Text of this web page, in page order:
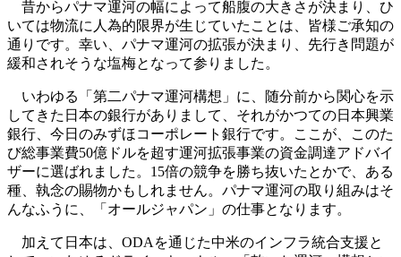
昔からパナマ運河の幅によって船腹の大きさが決まり、ひ
いては物流に人為的限界が生じていたことは、皆様ご承知の
通りです。幸い、パナマ運河の拡張が決まり、先行き問題が
緩和されそうな塩梅となって参りました。
いわゆる「第二パナマ運河構想」に、随分前から関心を示
してきた日本の銀行がありまして、それがかつての日本興業
銀行、今日のみずほコーポレート銀行です。ここが、このた
び総事業費50億ドルを超す運河拡張事業の資金調達アドバイ
ザーに選ばれました。15倍の競争を勝ち抜いたとかで、ある
種、執念の賜物かもしれません。パナマ運河の取り組みはそ
んなふうに、「オールジャパン」の仕事となります。
加えて日本は、ODAを通じた中米のインフラ統合支援と